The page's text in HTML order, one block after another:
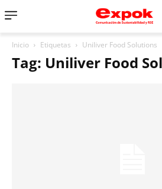
Inicio Etiquetas Uniliver Food Solutions
Tag: Uniliver Food